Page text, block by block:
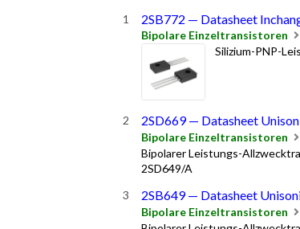
2SB772 — Datasheet
Bipolare Einzeltransistoren
Silizium-PNP-
2SD669 — Datasheet
Bipolare Einzeltransistoren
Bipolarer Leistungs-
2SD649/A
2SB649 — Datasheet
Bipolare Einzeltransistoren